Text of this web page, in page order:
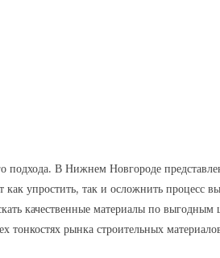
подхода. В Нижнем Новгороде
упростить, так и осложнить процесс
качественные материалы по
тонкостях рынка строительных